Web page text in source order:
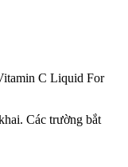
C Liquid For
Các trường bắt